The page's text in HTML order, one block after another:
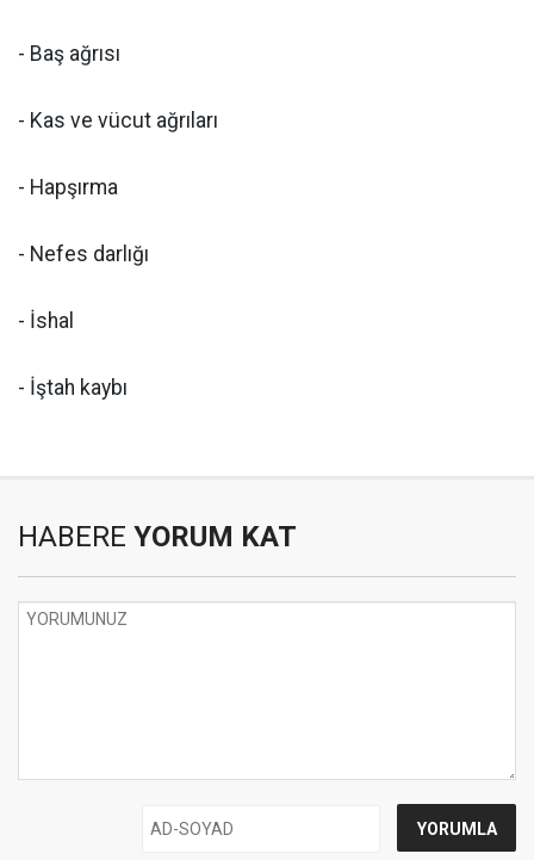
- Baş ağrısı
- Kas ve vücut ağrıları
- Hapşırma
- Nefes darlığı
- İshal
- İştah kaybı
HABERE YORUM KAT